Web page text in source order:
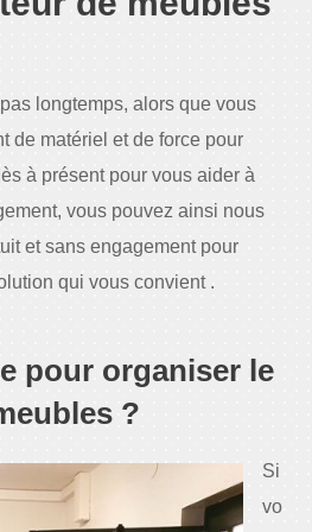
longtemps, alors que vous
de matériel et de force pour
à présent pour vous aider à
vous pouvez ainsi nous
et sans engagement pour
qui vous convient .
pour organiser le
?
Si
vo